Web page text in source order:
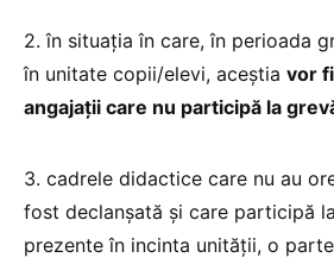
2. în situația în care, în perioada
în unitate copii/elevi, aceștia vor
angajații care nu participă la
3. cadrele didactice care nu au
fost declanșată și care participă
prezente în incinta unității, o